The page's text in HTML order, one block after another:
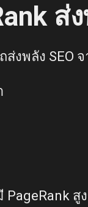
ส่
ส่งพลัง SEO
PageRank